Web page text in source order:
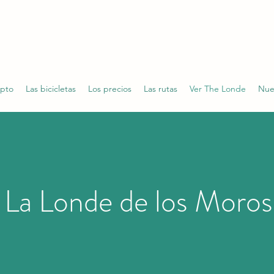
Las bicicletas Los precios Las rutas Ver The Londe
La Londe de los Moros